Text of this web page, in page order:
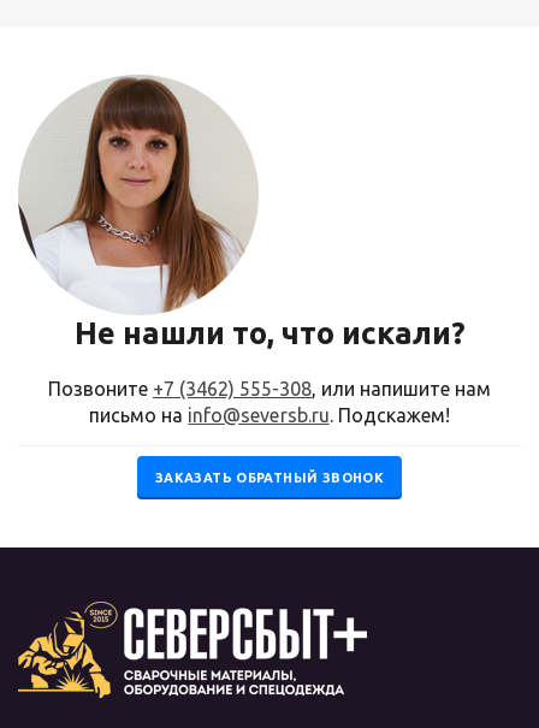
Не нашли то, что искали?
Позвоните +7 (3462) 555-308, или напишите нам
письмо на info@seversb.ru. Подскажем!
ЗАКАЗАТЬ ОБРАТНЫЙ ЗВОНОК